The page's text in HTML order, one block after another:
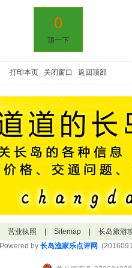
0
顶一下
打印本页 关闭窗口 返回顶部
营业执照 Sitemap 长岛旅游
Powered by 长岛渔家乐点评网